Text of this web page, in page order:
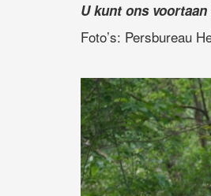
U kunt ons
Foto’s: Persbureau